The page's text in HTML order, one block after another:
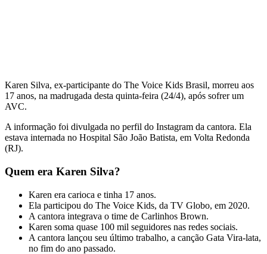
Karen Silva, ex-participante do The Voice Kids Brasil, morreu aos
17 anos, na madrugada desta quinta-feira (24/4), após sofrer um
AVC.
A informação foi divulgada no perfil do Instagram da cantora. Ela
estava internada no Hospital São João Batista, em Volta Redonda
(RJ).
Quem era Karen Silva?
Karen era carioca e tinha 17 anos.
Ela participou do The Voice Kids, da TV Globo, em 2020.
A cantora integrava o time de Carlinhos Brown.
Karen soma quase 100 mil seguidores nas redes sociais.
A cantora lançou seu último trabalho, a canção Gata Vira-lata,
no fim do ano passado.